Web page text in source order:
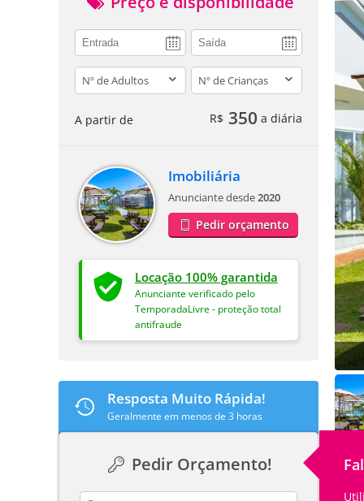
adults children
A partir de R$ 350 a diária
Imobiliária
Anunciante desde2020
Pedir orçamento
Locação 100% garantida
Anunciante verificado pelo
TemporadaLivre - proteção total
antifraude
Resposta Muito Rápida!
Geralmente em menos de 3 horas
Pedir Orçamento!